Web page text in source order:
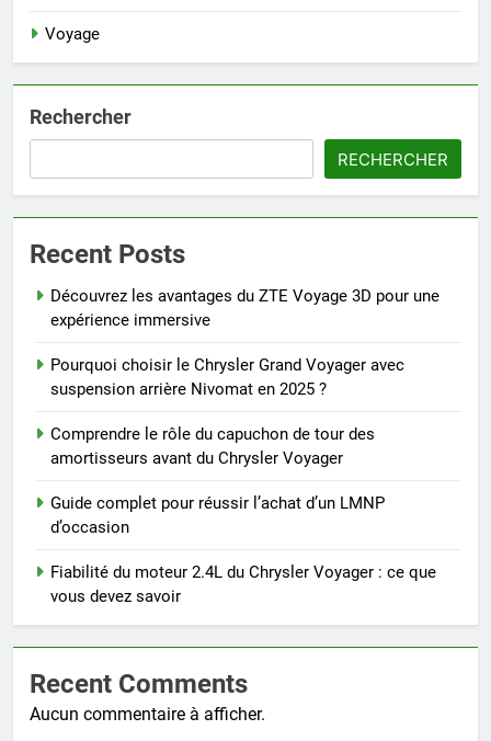
Voyage
Rechercher
RECHERCHER
Recent Posts
Découvrez les avantages du ZTE Voyage 3D pour une
expérience immersive
Pourquoi choisir le Chrysler Grand Voyager avec
suspension arrière Nivomat en 2025 ?
Comprendre le rôle du capuchon de tour des
amortisseurs avant du Chrysler Voyager
Guide complet pour réussir l’achat d’un LMNP
d’occasion
Fiabilité du moteur 2.4L du Chrysler Voyager : ce que
vous devez savoir
Recent Comments
Aucun commentaire à afficher.